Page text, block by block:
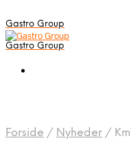
Gastro Group
Gastro Group
Forside / Nyheder /